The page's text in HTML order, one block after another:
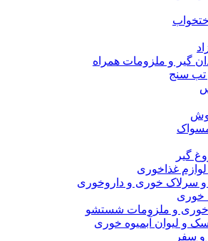
گیر و ملزومات همراه
تب سنج
مسواک
گیر
غذاخوری
سرلاک خوری و داروخوری
خوری
خوری و ملزومات شستشو
و لیوان آبمیوه خوری
سفر